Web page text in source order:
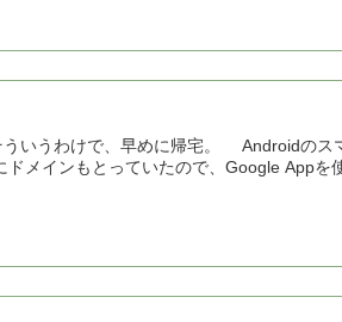
いうわけで、早めに帰宅。 Androidのス
メインもとっていたので、Google Appを